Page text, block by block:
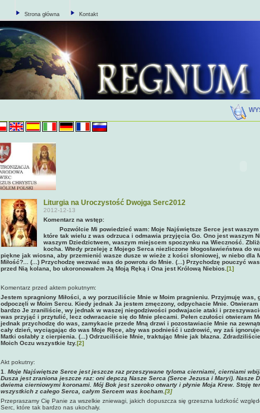
Strona główna Kontakt
Liturgia na Uroczystość Dwojga Serc2012
2012-12-13
Komentarz na wstęp:
Pozwólcie Mi powiedzieć wam: Moje Najświętsze Serce jest waszym
które tak wielu z was odrzuca i odmawia przyjęcia Go. Ono jest waszym
waszym Dziedzictwem, waszym miejscem spoczynku na Wieczność.
kocha. Wtedy przeleję z Mojego Serca niezliczone błogosławieństwa do
piękne jak wiosna, aby przemienić wasze dusze w wieże z kości słoniowej, w niebo dla
Miłość?... (...) Przychodzę wezwać was do powrotu do Mnie. (...) Przychodzę pouczyć
przed Nią kolana, bo ukoronowałem Ją Moją Ręką i Ona jest Królową Niebios. [1]
Komentarz przed aktem pokutnym:
Jestem spragniony Miłości, a wy porzuciliście Mnie w Moim pragnieniu. Przyjmuję
odpoczęli w Moim Sercu. Kiedy jednak Ja jestem zmęczony, odpychacie Mnie.
bardzo Je zraniliście, wy jednak w waszej niegodziwości podwajacie ataki i
was przyjąć i przytulić, lecz odwracacie się do Mnie plecami. Pełen czułości otwieram
jednak przychodzę do was, zamykacie przede Mną drzwi i pozostawiacie Mnie na
cały dzień, wyciągając do was Moje Ręce, aby was podnieść i uzdrowić, wy zaś
Matki osłabły z cierpienia. (...) Odrzuciliście Mnie, traktując Mnie jak błazna.
Moich Oczu wszystkie łzy.[2]
Akt pokutny:
1
Moje Najświętsze Serce jest jeszcze raz przeszywane tyloma cierniami, cierniami
Dusza jest zraniona jeszcze raz: oni depczą Nasze Serca (Serce Jezusa i Maryi). Nasze
dwiema cierniowymi koronami. Mój Bok jest szeroko otwarty i płynie Moja Krew. Stoję
wszystkich z całego Serca, całym Sercem was kocham. [3]
Przepraszamy Cię Panie za wszelkie zniewagi, jakich dopuszcza się grzeszna ludzkość
Serc, które tak bardzo nas ukochały.